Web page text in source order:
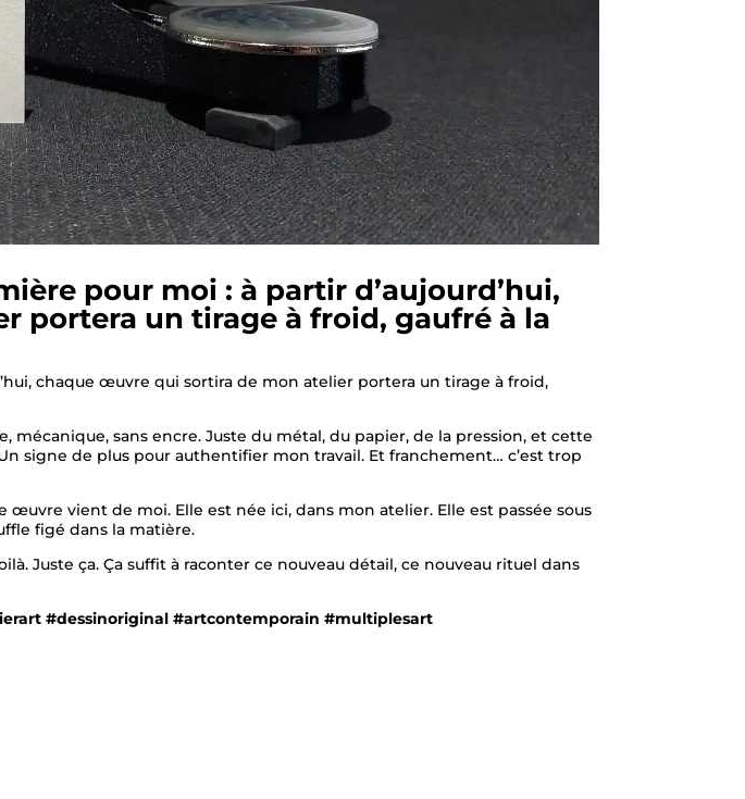
pour moi : à partir d’aujourd’hui,
portera un tirage à froid, gaufré à la
chaque œuvre qui sortira de mon atelier portera un tirage à froid,
mécanique, sans encre. Juste du métal, du papier, de la pression, et cette
signe de plus pour authentifier mon travail. Et franchement… c’est trop
œuvre vient de moi. Elle est née ici, dans mon atelier. Elle est passée sous
figé dans la matière.
Juste ça. Ça suffit à raconter ce nouveau détail, ce nouveau rituel dans
#dessinoriginal #artcontemporain #multiplesart